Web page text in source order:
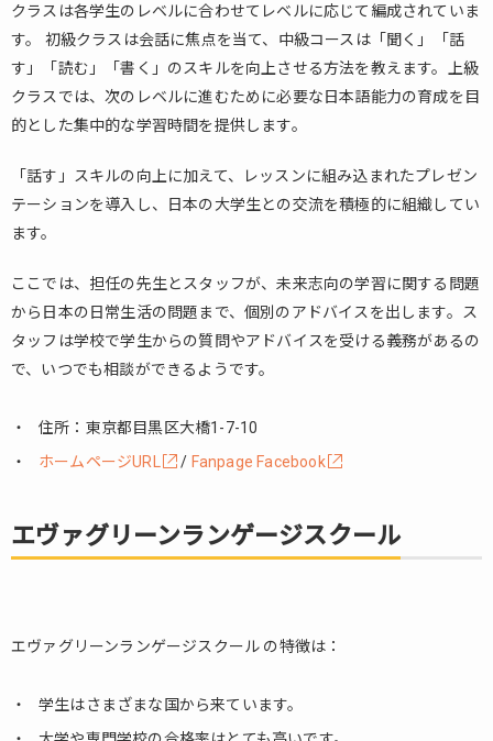
クラスは各学生のレベルに合わせてレベルに応じて編成されていま
す。 初級クラスは会話に焦点を当て、中級コースは「聞く」「話
す」「読む」「書く」のスキルを向上させる方法を教えます。上級
クラスでは、次のレベルに進むために必要な日本語能力の育成を目
的とした集中的な学習時間を提供します。
「話す」スキルの向上に加えて、レッスンに組み込まれたプレゼン
テーションを導入し、日本の大学生との交流を積極的に組織してい
ます。
ここでは、担任の先生とスタッフが、未来志向の学習に関する問題
から日本の日常生活の問題まで、個別のアドバイスを出します。ス
タッフは学校で学生からの質問やアドバイスを受ける義務があるの
で、いつでも相談ができるようです。
住所：東京都目黒区大橋1-7-10
ホームページURL
/ Fanpage Facebook
エヴァグリーンランゲージスクール
エヴァグリーンランゲージスクール の特徴は：
学生はさまざまな国から来ています。